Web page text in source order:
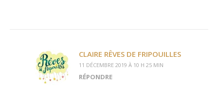
CLAIRE RÊVES DE FRIPOUILLES
11 DÉCEMBRE 2019 À 10 H 25 MIN
RÉPONDRE